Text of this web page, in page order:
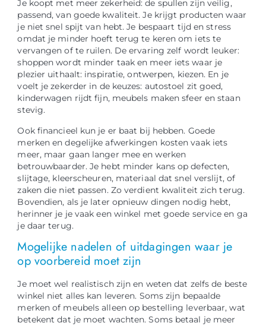
Je koopt met meer zekerheid: de spullen zijn veilig,
passend, van goede kwaliteit. Je krijgt producten waar
je niet snel spijt van hebt. Je bespaart tijd en stress
omdat je minder hoeft terug te keren om iets te
vervangen of te ruilen. De ervaring zelf wordt leuker:
shoppen wordt minder taak en meer iets waar je
plezier uithaalt: inspiratie, ontwerpen, kiezen. En je
voelt je zekerder in de keuzes: autostoel zit goed,
kinderwagen rijdt fijn, meubels maken sfeer en staan
stevig.
Ook financieel kun je er baat bij hebben. Goede
merken en degelijke afwerkingen kosten vaak iets
meer, maar gaan langer mee en werken
betrouwbaarder. Je hebt minder kans op defecten,
slijtage, kleerscheuren, materiaal dat snel verslijt, of
zaken die niet passen. Zo verdient kwaliteit zich terug.
Bovendien, als je later opnieuw dingen nodig hebt,
herinner je je vaak een winkel met goede service en ga
je daar terug.
Mogelijke nadelen of uitdagingen waar je
op voorbereid moet zijn
Je moet wel realistisch zijn en weten dat zelfs de beste
winkel niet alles kan leveren. Soms zijn bepaalde
merken of meubels alleen op bestelling leverbaar, wat
betekent dat je moet wachten. Soms betaal je meer